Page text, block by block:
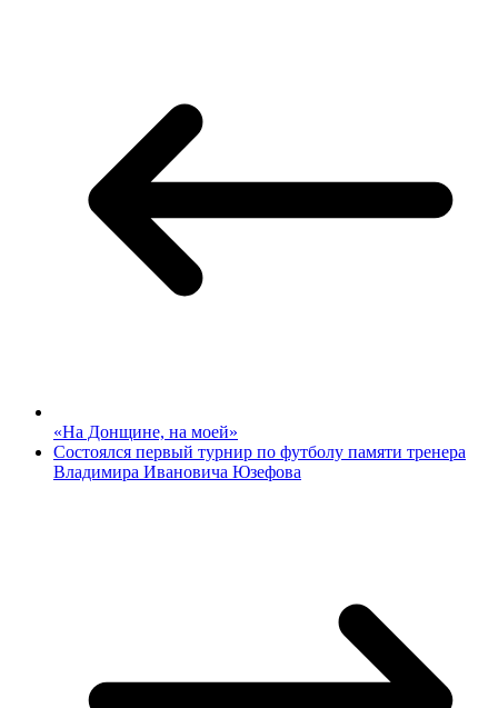
«На Донщине, на моей»
Состоялся первый турнир по футболу памяти тренера
Владимира Ивановича Юзефова